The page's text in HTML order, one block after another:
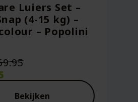
Luiers Set –
(4-15 kg) –
– Popolini
Oorspronkelijke
was:
€259.95.
Bekijken